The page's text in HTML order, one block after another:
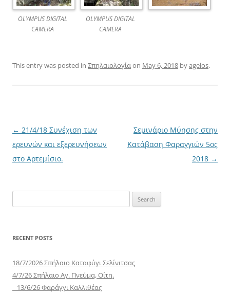
OLYMPUS DIGITAL
CAMERA
OLYMPUS DIGITAL
CAMERA
This entry was posted in Σπηλαιολογίαon May 6, 2018 byagelos.
Post
navigation
← 21/4/18 Συνέχιση των
ερευνών και εξερευνήσεων
στο Αρτεμίσιο.
Σεμινάριο Μύησης στην
Κατάβαση Φαραγγιών 5ος
2018 →
for:
RECENT POSTS
18/7/2026 Σπήλαιο Καταφύγι Σελίνιτσας
4/7/26 Σπήλαιο Αγ. Πνεύμα, Οίτη.
13/6/26 Φαράγγι Καλλιθέας